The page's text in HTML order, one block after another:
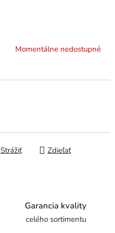
Momentálne nedostupné
Strážiť Zdieľať
Garancia kvality
celého sortimentu